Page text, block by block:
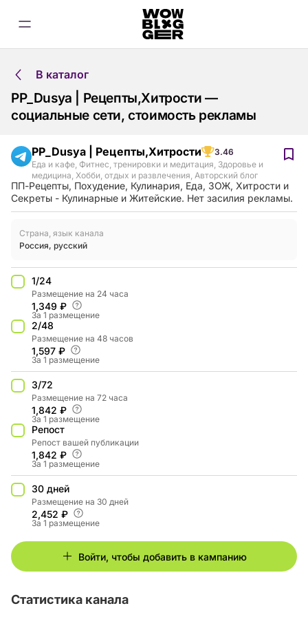
В каталог
PP_Dusya | Рецепты,Хитрости —
социальные сети, стоимость рекламы
PP_Dusya | Рецепты,Хитрости
3.46
Еда и кафе, Фитнес, тренировки и медитация, Здоровье и
медицина, Хобби, отдых и развлечения, Авторский блог
ПП-Рецепты, Похудение, Кулинария, Еда, ЗОЖ, Хитрости и
Секреты - Кулинарные и Житейские. Нет засилия рекламы.
Страна, язык канала
Россия, русский
1/24
Размещение на 24 часа
1,349 ₽
За 1 размещение
2/48
Размещение на 48 часов
1,597 ₽
За 1 размещение
3/72
Размещение на 72 часа
1,842 ₽
За 1 размещение
Репост
Репост вашей публикации
1,842 ₽
За 1 размещение
30 дней
Размещение на 30 дней
2,452 ₽
За 1 размещение
Войти, чтобы добавить в кампанию
Статистика канала